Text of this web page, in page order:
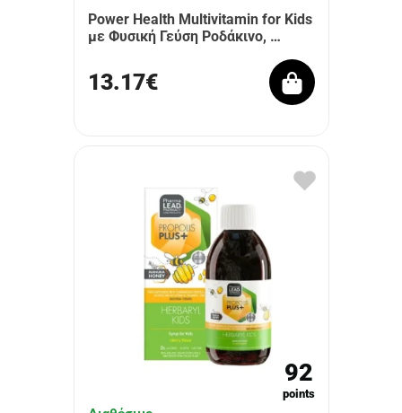
Power Health Multivitamin for Kids
με Φυσική Γεύση Ροδάκινο, …
13.17€
92
points